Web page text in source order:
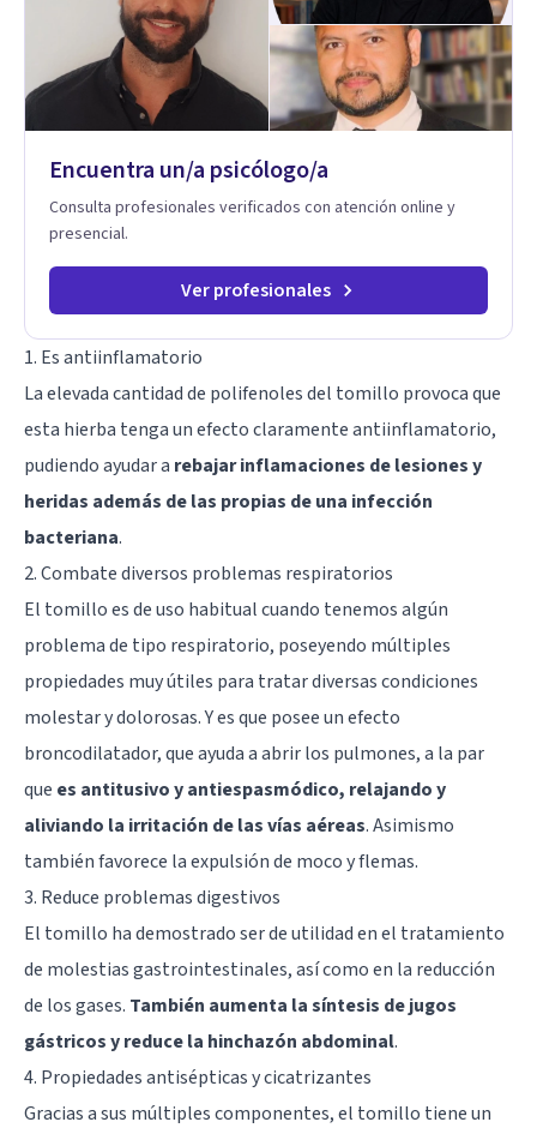
divulgador científico, acerca la psicología y las neurociencias
a la vida cotidiana mediante contenidos claros, rigurosos y
aplicables, con el propósito de impulsar un bienestar integral.
Encuentra un/a psicólogo/a
Consulta profesionales verificados con atención online y
presencial.
Ver profesionales
1. Es antiinflamatorio
La elevada cantidad de polifenoles del tomillo provoca que
esta hierba tenga un efecto claramente antiinflamatorio,
pudiendo ayudar a rebajar inflamaciones de lesiones y
heridas además de las propias de una infección
bacteriana.
2. Combate diversos problemas respiratorios
El tomillo es de uso habitual cuando tenemos algún
problema de tipo respiratorio, poseyendo múltiples
propiedades muy útiles para tratar diversas condiciones
molestar y dolorosas. Y es que posee un efecto
broncodilatador, que ayuda a abrir los pulmones, a la par
que es antitusivo y antiespasmódico, relajando y
aliviando la irritación de las vías aéreas. Asimismo
también favorece la expulsión de moco y flemas.
3. Reduce problemas digestivos
El tomillo ha demostrado ser de utilidad en el tratamiento
de molestias gastrointestinales, así como en la reducción
de los gases. También aumenta la síntesis de jugos
gástricos y reduce la hinchazón abdominal.
4. Propiedades antisépticas y cicatrizantes
Gracias a sus múltiples componentes, el tomillo tiene un